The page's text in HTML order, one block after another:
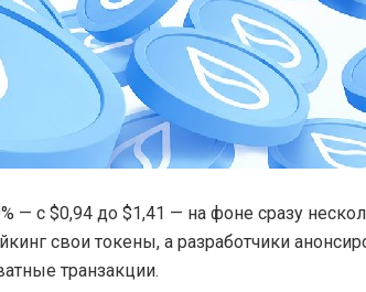
— с $0,94 до $1,41 — на фоне сразу
свои токены, а разработчики
транзакции.